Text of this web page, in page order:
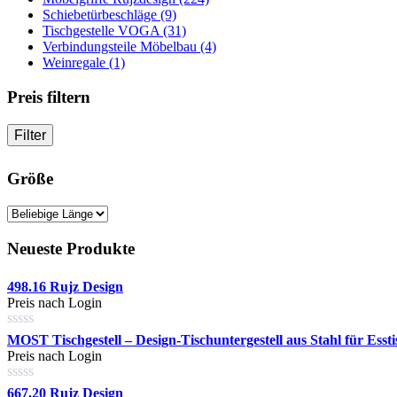
Schiebetürbeschläge (9)
Tischgestelle VOGA (31)
Verbindungsteile Möbelbau (4)
Weinregale (1)
Preis filtern
Filter
Größe
Neueste Produkte
498.16 Rujz Design
Preis nach Login
MOST Tischgestell – Design-Tischuntergestell aus Stahl für
Preis nach Login
667.20 Rujz Design